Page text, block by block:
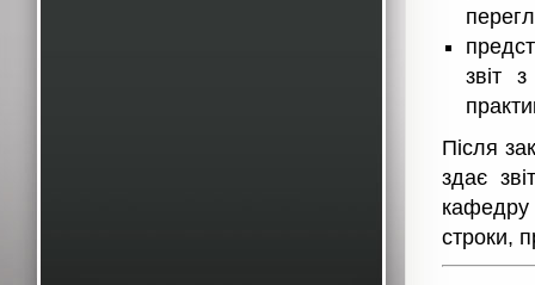
звіт
Після
здає
кафедру
строки,